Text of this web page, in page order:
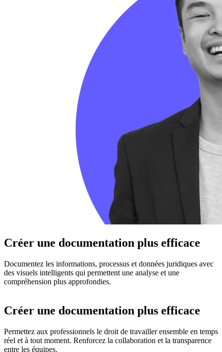
Créer une documentation plus efficace
Documentez les informations, processus et données juridiques avec
des visuels intelligents qui permettent une analyse et une
compréhension plus approfondies.
Créer une documentation plus efficace
Permettez aux professionnels le droit de travailler ensemble en temps
réel et à tout moment. Renforcez la collaboration et la transparence
entre les équipes.